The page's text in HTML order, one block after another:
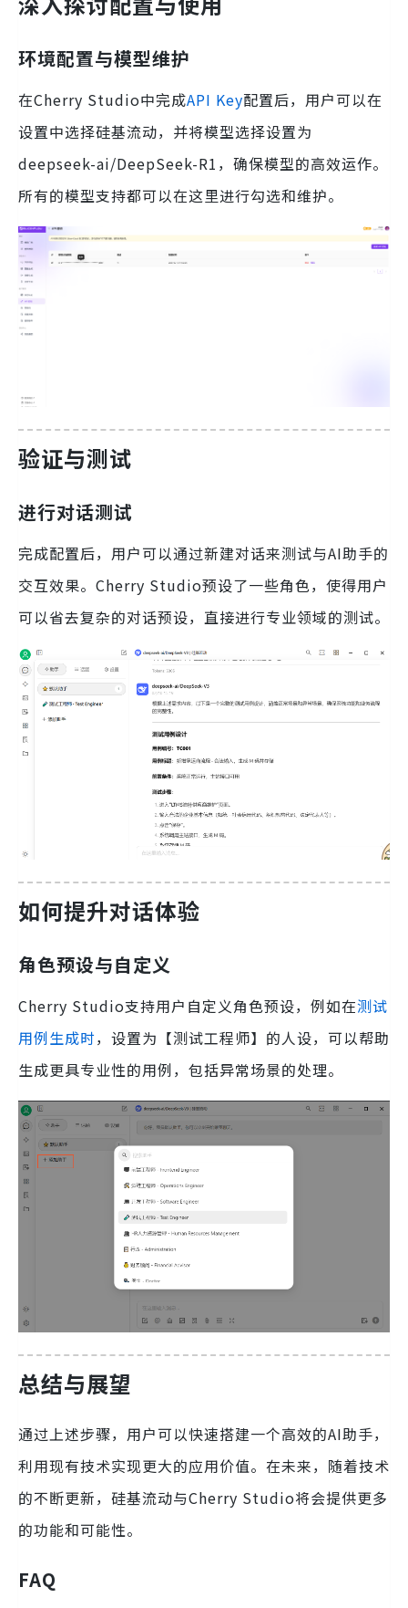
环境配置与模型维护
在Cherry Studio中完成API Key配置后，用户可以在
设置中选择硅基流动，并将模型选择设置为
deepseek-ai/DeepSeek-R1，确保模型的高效运作。
所有的模型支持都可以在这里进行勾选和维护。
验证与测试
进行对话测试
完成配置后，用户可以通过新建对话来测试与AI助手的
交互效果。Cherry Studio预设了一些角色，使得用户
可以省去复杂的对话预设，直接进行专业领域的测试。
如何提升对话体验
角色预设与自定义
Cherry Studio支持用户自定义角色预设，例如在测试
用例生成时，设置为【测试工程师】的人设，可以帮助
生成更具专业性的用例，包括异常场景的处理。
总结与展望
通过上述步骤，用户可以快速搭建一个高效的AI助手，
利用现有技术实现更大的应用价值。在未来，随着技术
的不断更新，硅基流动与Cherry Studio将会提供更多
的功能和可能性。
FAQ